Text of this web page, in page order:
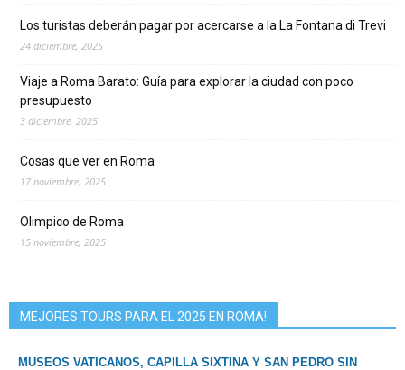
Los turistas deberán pagar por acercarse a la La Fontana di Trevi
24 diciembre, 2025
Viaje a Roma Barato: Guía para explorar la ciudad con poco
presupuesto
3 diciembre, 2025
Cosas que ver en Roma
17 noviembre, 2025
Olimpico de Roma
15 noviembre, 2025
MEJORES TOURS PARA EL 2025 EN ROMA!
MUSEOS VATICANOS, CAPILLA SIXTINA Y SAN PEDRO SIN